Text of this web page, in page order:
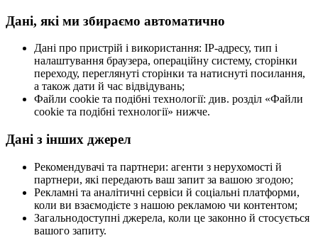
Дані, які ми збираємо автоматично
Дані про пристрій і використання: IP-адресу, тип і
налаштування браузера, операційну систему, сторінки
переходу, переглянуті сторінки та натиснуті посилання,
а також дати й час відвідувань;
Файли cookie та подібні технології: див. розділ «Файли
cookie та подібні технології» нижче.
Дані з інших джерел
Рекомендувачі та партнери: агенти з нерухомості й
партнери, які передають ваш запит за вашою згодою;
Рекламні та аналітичні сервіси й соціальні платформи,
коли ви взаємодієте з нашою рекламою чи контентом;
Загальнодоступні джерела, коли це законно й стосується
вашого запиту.